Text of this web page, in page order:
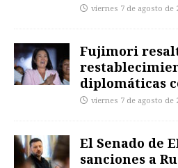
viernes 7 de agosto de
Fujimori
diplomáticas
viernes 7 de agosto de
El Senado de
sanciones a